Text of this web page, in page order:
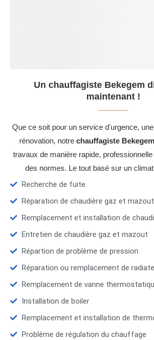
Un chauffagiste Bekegem
maintenant !
Que ce soit pour un service d'urgence,
rénovation, notre chauffagiste Bekegem
travaux de manière rapide,
des normes. Le tout basé sur un
Recherche de fuite.
Réparation de chaudière gaz et mazout
Remplacement et installation de
Entretien de chaudière gaz et mazout
Répartion de problème de pression
Réparation ou remplacement de
Remplacement de vanne
Installation de boiler
Remplacement et installation de
Problème de régulation du chauffage